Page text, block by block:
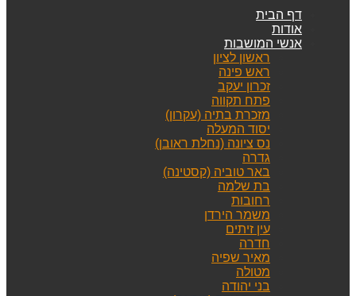
דף הבית
אודות
אנשי המושבות
ראשון לציון
ראש פינה
זכרון יעקב
פתח תקווה
מזכרת בתיה (עקרון)
יסוד המעלה
נס ציונה (נחלת ראובן)
גדרה
באר טוביה (קסטינה)
בת שלמה
רחובות
משמר הירדן
עין זיתים
חדרה
מאיר שפיה
מטולה
בני יהודה